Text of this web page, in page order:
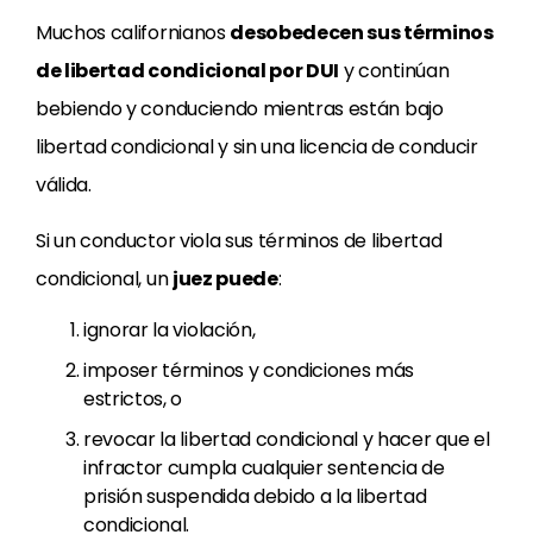
Muchos californianosdesobedecen sus términos
de libertad condicional por DUI y continúan
bebiendo y conduciendo mientras están bajo
libertad condicional y sin una licencia de conducir
válida.
Si un conductor viola sus términos de libertad
condicional, unjuez puede:
ignorar la violación,
imposer términos y condiciones más
estrictos, o
revocar la libertad condicional y hacer que el
infractor cumpla cualquier sentencia de
prisión suspendida debido a la libertad
condicional.